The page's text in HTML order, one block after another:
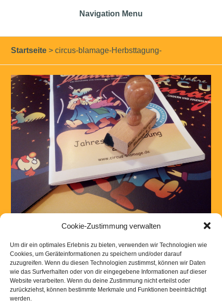
Cookie-Zustimmung verwalten
Um dir ein optimales Erlebnis zu bieten, verwenden wir Technologien wie
Cookies, um Geräteinformationen zu speichern und/oder darauf
zuzugreifen. Wenn du diesen Technologien zustimmst, können wir Daten
wie das Surfverhalten oder von dir eingegebene Informationen auf dieser
Website verarbeiten. Wenn du deine Zustimmung nicht erteilst oder
zurückziehst, können bestimmte Merkmale und Funktionen beeinträchtigt
werden.
Navigation Menu
Startseite > circus-blamage-Herbsttagung-
Kommentar absenden